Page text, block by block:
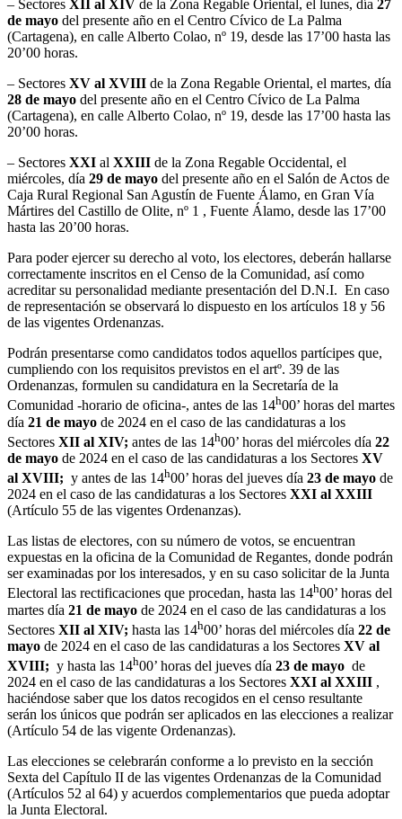
– Sectores XII al XIV de la Zona Regable Oriental, el lunes, día 27
de mayo del presente año en el Centro Cívico de La Palma
(Cartagena), en calle Alberto Colao, nº 19, desde las 17’00 hasta las
20’00 horas.
– Sectores XV al XVIII de la Zona Regable Oriental, el martes, día
28 de mayo del presente año en el Centro Cívico de La Palma
(Cartagena), en calle Alberto Colao, nº 19, desde las 17’00 hasta las
20’00 horas.
– Sectores XXI al XXIII de la Zona Regable Occidental, el
miércoles, día 29 de mayo del presente año en el Salón de Actos de
Caja Rural Regional San Agustín de Fuente Álamo, en Gran Vía
Mártires del Castillo de Olite, nº 1 , Fuente Álamo, desde las 17’00
hasta las 20’00 horas.
Para poder ejercer su derecho al voto, los electores, deberán hallarse
correctamente inscritos en el Censo de la Comunidad, así como
acreditar su personalidad mediante presentación del D.N.I. En caso
de representación se observará lo dispuesto en los artículos 18 y 56
de las vigentes Ordenanzas.
Podrán presentarse como candidatos todos aquellos partícipes que,
cumpliendo con los requisitos previstos en el artº. 39 de las
Ordenanzas, formulen su candidatura en la Secretaría de la
Comunidad -horario de oficina-, antes de las 14h00’ horas del martes
día 21 de mayo de 2024 en el caso de las candidaturas a los
Sectores XII al XIV; antes de las 14h00’ horas del miércoles día 22
de mayo de 2024 en el caso de las candidaturas a los Sectores XV
al XVIII; y antes de las 14h00’ horas del jueves día 23 de mayo de
2024 en el caso de las candidaturas a los Sectores XXI al XXIII
(Artículo 55 de las vigentes Ordenanzas).
Las listas de electores, con su número de votos, se encuentran
expuestas en la oficina de la Comunidad de Regantes, donde podrán
ser examinadas por los interesados, y en su caso solicitar de la Junta
Electoral las rectificaciones que procedan, hasta las 14h00’ horas del
martes día 21 de mayo de 2024 en el caso de las candidaturas a los
Sectores XII al XIV; hasta las 14h00’ horas del miércoles día 22 de
mayo de 2024 en el caso de las candidaturas a los Sectores XV al
XVIII; y hasta las 14h00’ horas del jueves día 23 de mayo de
2024 en el caso de las candidaturas a los Sectores XXI al XXIII ,
haciéndose saber que los datos recogidos en el censo resultante
serán los únicos que podrán ser aplicados en las elecciones a realizar
(Artículo 54 de las vigente Ordenanzas).
Las elecciones se celebrarán conforme a lo previsto en la sección
Sexta del Capítulo II de las vigentes Ordenanzas de la Comunidad
(Artículos 52 al 64) y acuerdos complementarios que pueda adoptar
la Junta Electoral.